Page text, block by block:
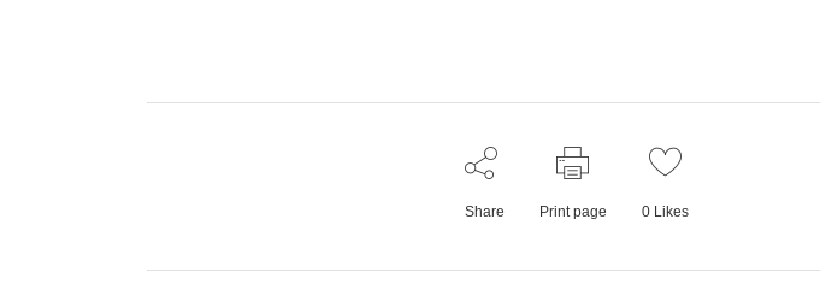
Share Print page 0Likes